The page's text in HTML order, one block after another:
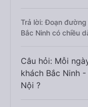
Trả lời: Đoạn đường
Bắc Ninh có chiều
Câu hỏi: Mỗi
khách Bắc Ninh
Nội ?